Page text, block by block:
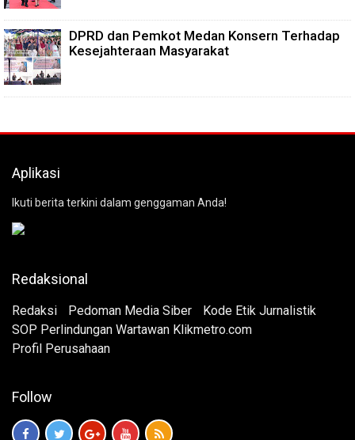
DPRD dan Pemkot Medan Konsern Terhadap
Kesejahteraan Masyarakat
Aplikasi
Ikuti berita terkini dalam genggaman Anda!
Redaksional
Redaksi Pedoman Media Siber
Kode Etik Jurnalistik
SOP Perlindungan Wartawan Klikmetro.com
Profil Perusahaan
Follow